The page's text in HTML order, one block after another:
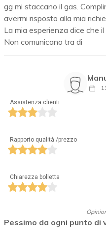
gg mi staccano il gas.
avermi risposto alla mia
La mia esperienza dice che
Non comunicano tra di
Assistenza clienti
Rapporto qualità /prezzo
Chiarezza bolletta
Pessimo da ogni punto di